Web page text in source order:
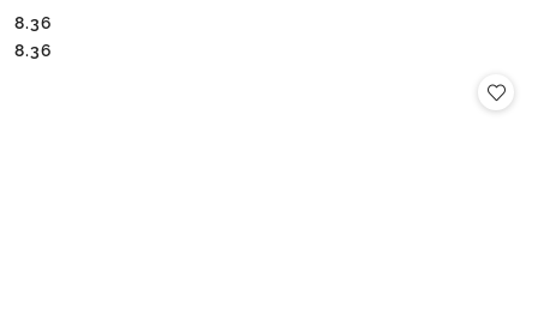
Cena:
8.36
Cena:
8.36